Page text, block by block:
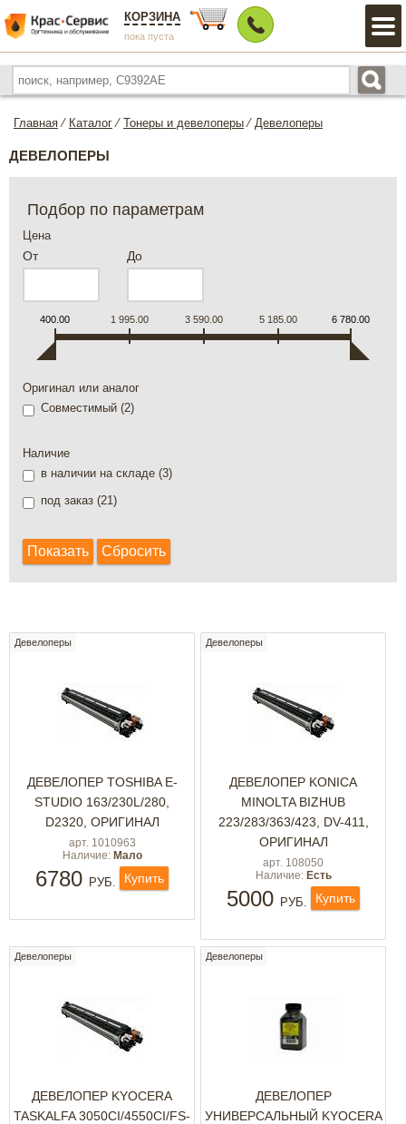
КОРЗИНА
пока пуста
Главная ⁄ Каталог ⁄ Тонеры и девелоперы ⁄ Девелоперы
ДЕВЕЛОПЕРЫ
Подбор по параметрам
Цена
От До
400.00 1 995.00 3 590.00 5 185.00 6 780.00
Оригинал или аналог
Совместимый (2)
Наличие
в наличии на складе (3)
под заказ (21)
Девелоперы
ДЕВЕЛОПЕР TOSHIBA E-
STUDIO 163/230L/280,
D2320, ОРИГИНАЛ
арт. 1010963
Наличие: Мало
6780 РУБ. Купить
Девелоперы
ДЕВЕЛОПЕР KONICA
MINOLTA BIZHUB
223/283/363/423, DV-411,
ОРИГИНАЛ
арт. 108050
Наличие: Есть
5000 РУБ. Купить
Девелоперы
ДЕВЕЛОПЕР KYOCERA
TASKALFA 3050CI/4550CI/FS-
Девелоперы
ДЕВЕЛОПЕР
УНИВЕРСАЛЬНЫЙ KYOCERA